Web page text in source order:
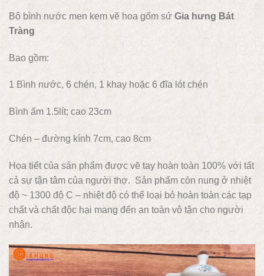
Bộ bình nước men kem vẽ hoa gốm sứ Gia hưng Bát
Tràng
Bao gồm:
1 Bình nước, 6 chén, 1 khay hoặc 6 đĩa lót chén
Bình ấm 1.5lít; cao 23cm
Chén – đường kính 7cm, cao 8cm
Họa tiết của sản phẩm được vẽ tay hoàn toàn 100% với tất
cả sự tận tâm của người thợ. Sản phẩm còn nung ở nhiệt
độ ~ 1300 độ C – nhiệt độ có thể loại bỏ hoàn toàn các tạp
chất và chất độc hại mang đến an toàn vô tận cho người
nhận.